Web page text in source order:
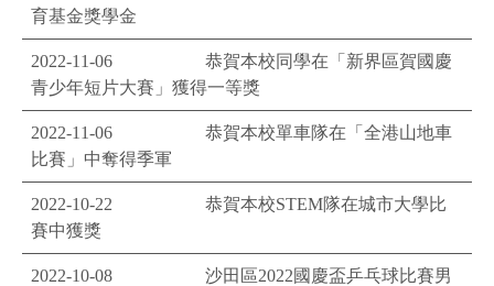
育基金獎學金
2022-11-06
恭賀本校同學在「新界區賀國慶
青少年短片大賽」獲得一等獎
2022-11-06
恭賀本校單車隊在「全港山地車
比賽」中奪得季軍
2022-10-22
恭賀本校STEM隊在城市大學比
賽中獲獎
2022-10-08
沙田區2022國慶盃乒乓球比賽男